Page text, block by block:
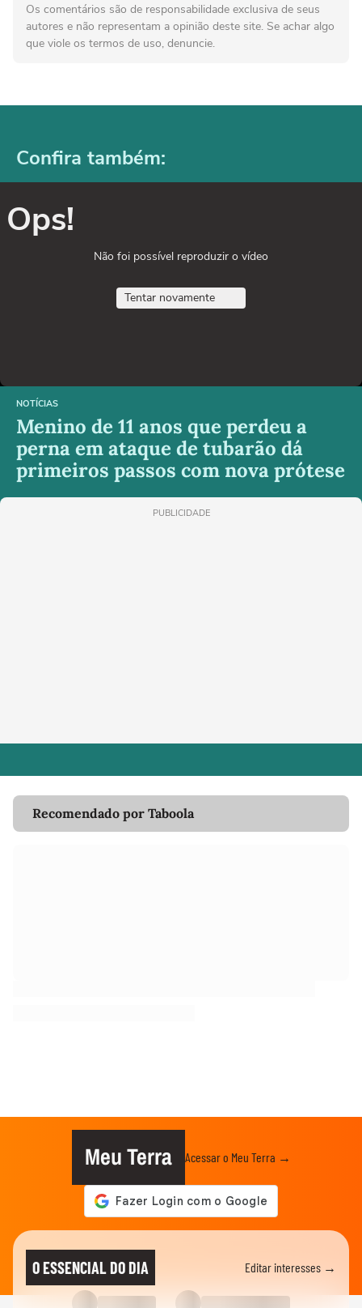
Os comentários são de responsabilidade exclusiva de seus
autores e não representam a opinião deste site. Se achar algo
que viole os termos de uso, denuncie.
Confira também:
Ops!
Não foi possível reproduzir o vídeo
Tentar novamente
NOTÍCIAS
Menino de 11 anos que perdeu a
perna em ataque de tubarão dá
primeiros passos com nova prótese
PUBLICIDADE
Recomendado por Taboola
Meu Terra Acessar o Meu Terra →
O ESSENCIAL DO DIA Editar interesses →